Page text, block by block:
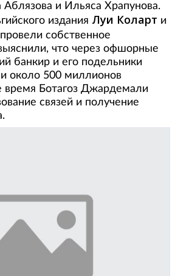
и Ильяса Храпунова.
издания Луи Коларт и
провели собственное
что через офшорные
банкир и его подельники
около 500 миллионов
время Ботагоз Джардемали
связей и получение